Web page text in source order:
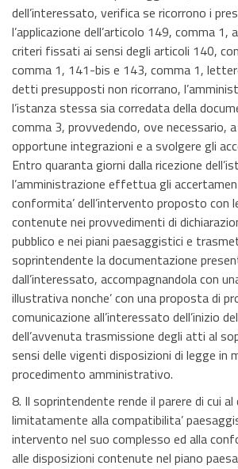
dell’interessato, verifica se ricorrono i
l’applicazione dell’articolo 149, comma 1,
criteri fissati ai sensi degli articoli 140,
comma 1, 141-bis e 143, comma 1,
detti presupposti non ricorrano,
l’istanza stessa sia corredata della
comma 3, provvedendo, ove necessario,
opportune integrazioni e a svolgere gli
Entro quaranta giorni dalla ricezione
l’amministrazione effettua gli
conformita’ dell’intervento proposto con
contenute nei provvedimenti di
pubblico e nei piani paesaggistici e
soprintendente la documentazione
dall’interessato, accompagnandola con
illustrativa nonche’ con una proposta di
comunicazione all’interessato dell’inizio
dell’avvenuta trasmissione degli atti al
sensi delle vigenti disposizioni di legge in
procedimento amministrativo.
8. Il soprintendente rende il parere di cui
limitatamente alla compatibilita’
intervento nel suo complesso ed alla
alle disposizioni contenute nel piano